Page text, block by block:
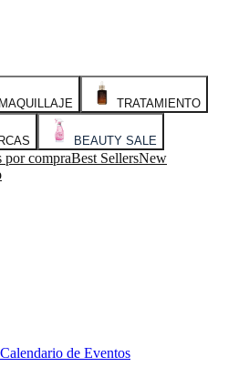
MAQUILLAJE TRATAMIENTO
BEAUTY SALE
por compraBest SellersNew
de Eventos